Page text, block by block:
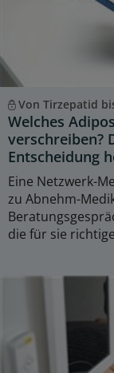
Von Tirzepatid
Welches
verschreiben?
Entscheidung
Eine Netzwerk-
zu Abnehm-
die für sie